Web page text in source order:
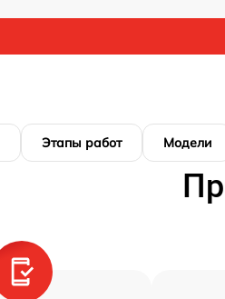
Этапы работ Модели